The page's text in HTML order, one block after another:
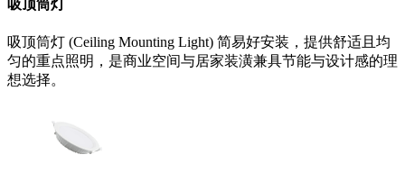
吸顶筒灯
吸顶筒灯 (Ceiling Mounting Light) 简易好安装，提供舒适且均
匀的重点照明，是商业空间与居家装潢兼具节能与设计感的理
想选择。